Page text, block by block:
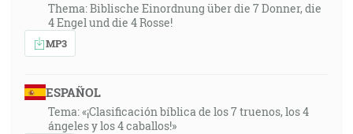
Thema: Biblische Einordnung über die 7 Donner, die
4 Engel und die 4 Rosse!
MP3
ESPAÑOL
Tema: «¡Clasificación bíblica de los 7 truenos, los 4
ángeles y los 4 caballos!»